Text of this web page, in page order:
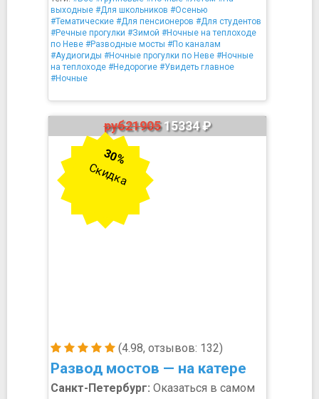
выходные #Для школьников #Осенью
#Тематические #Для пенсионеров #Для студентов
#Речные прогулки #Зимой #Ночные на теплоходе
по Неве #Разводные мосты #По каналам
#Аудиогиды #Ночные прогулки по Неве #Ночные
на теплоходе #Недорогие #Увидеть главное
#Ночные
(4.98, отзывов: 132)
Развод мостов — на катере
руб2190515334 ₽
30%
Скидка
Санкт-Петербург: Оказаться в самом